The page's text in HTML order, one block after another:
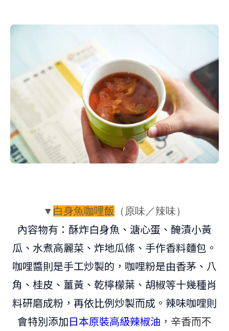
▼ 白身魚咖哩飯 （原味／辣味）
內容物有：酥炸白身魚、溏心蛋、醃漬小黃
瓜、水煮高麗菜、炸地瓜條、手作香料麵包。
咖哩醬則是手工炒製的，咖哩粉是由香茅、八
角、桂皮、薑黃、乾檸檬葉、胡椒等十幾種肖
料研磨成粉，再依比例炒製而成。辣味咖哩則
會特別添加日本原裝高級辣椒油 ，辛香而不